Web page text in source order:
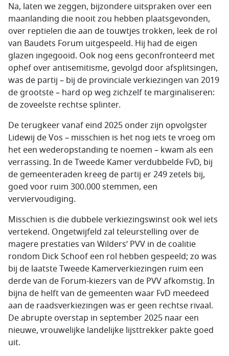
Na, laten we zeggen, bijzondere uitspraken over een
maanlanding die nooit zou hebben plaatsgevonden,
over reptielen die aan de touwtjes trokken, leek de rol
van Baudets Forum uitgespeeld. Hij had de eigen
glazen ingegooid. Ook nog eens geconfronteerd met
ophef over antisemitisme, gevolgd door afsplitsingen,
was de partij – bij de provinciale verkiezingen van 2019
de grootste – hard op weg zichzelf te marginaliseren:
de zoveelste rechtse splinter.
De terugkeer vanaf eind 2025 onder zijn opvolgster
Lidewij de Vos – misschien is het nog iets te vroeg om
het een wederopstanding te noemen – kwam als een
verrassing. In de Tweede Kamer verdubbelde FvD, bij
de gemeenteraden kreeg de partij er 249 zetels bij,
goed voor ruim 300.000 stemmen, een
verviervoudiging.
Misschien is die dubbele verkiezingswinst ook wel iets
vertekend. Ongetwijfeld zal teleurstelling over de
magere prestaties van Wilders’ PVV in de coalitie
rondom Dick Schoof een rol hebben gespeeld; zo was
bij de laatste Tweede Kamerverkiezingen ruim een
derde van de Forum-kiezers van de PVV afkomstig. In
bijna de helft van de gemeenten waar FvD meedeed
aan de raadsverkiezingen was er geen rechtse rivaal.
De abrupte overstap in september 2025 naar een
nieuwe, vrouwelijke landelijke lijsttrekker pakte goed
uit.